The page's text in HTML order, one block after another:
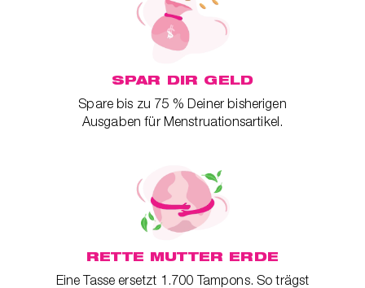
SPAR DIR GELD
Spare bis zu 75 % Deiner bisherigen
Ausgaben für Menstruationsartikel.
RETTE MUTTER ERDE
Eine Tasse ersetzt 1.700 Tampons. So trägst